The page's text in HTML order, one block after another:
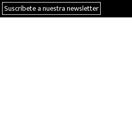
Suscríbete a nuestra newsletter